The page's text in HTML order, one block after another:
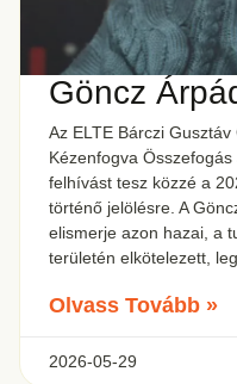
Göncz
Az ELTE Bárczi
Kézenfogva
felhívást tesz közzé a
történő jelölésre. A
elismerje azon hazai, a
területén elkötelezett,
Olvass Tovább »
2026-05-29